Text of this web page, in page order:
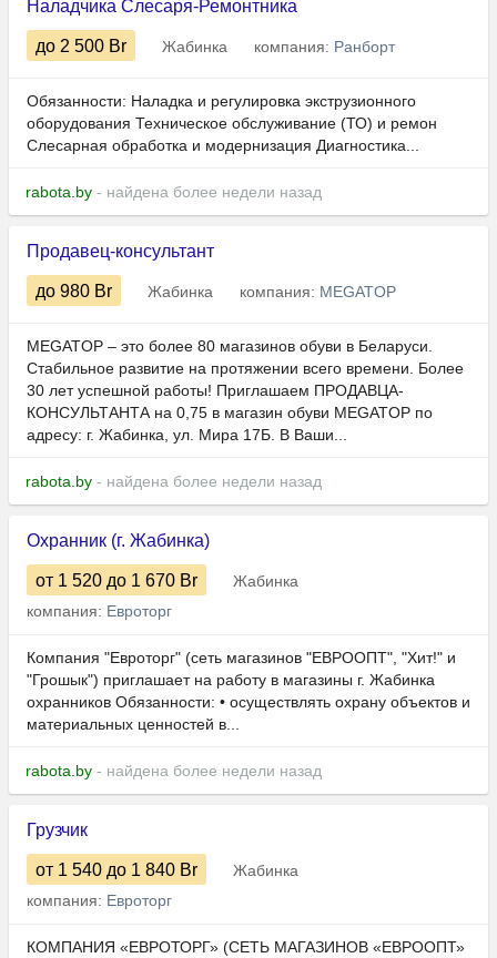
Наладчика Слесаря-Ремонтника
до 2 500 Br Жабинка компания: Ранборт
Обязанности: Наладка и регулировка экструзионного
оборудования Техническое обслуживание (ТО) и ремон
Слесарная обработка и модернизация Диагностика...
rabota.by - найдена более недели назад
Продавец-консультант
до 980 Br Жабинка компания: MEGATOP
MEGATOP – это более 80 магазинов обуви в Беларуси.
Стабильное развитие на протяжении всего времени. Более
30 лет успешной работы! Приглашаем ПРОДАВЦА-
КОНСУЛЬТАНТА на 0,75 в магазин обуви MEGATOP по
адресу: г. Жабинка, ул. Мира 17Б. В Ваши...
rabota.by - найдена более недели назад
Охранник (г. Жабинка)
от 1 520 до 1 670 Br
Жабинка
компания: Евроторг
Компания "Евроторг" (сеть магазинов "ЕВРООПТ", "Хит!" и
"Грошык") приглашает на работу в магазины г. Жабинка
охранников Обязанности: • осуществлять охрану объектов и
материальных ценностей в...
rabota.by - найдена более недели назад
Грузчик
от 1 540 до 1 840 Br
Жабинка
компания: Евроторг
КОМПАНИЯ «ЕВРОТОРГ» (СЕТЬ МАГАЗИНОВ «ЕВРООПТ»